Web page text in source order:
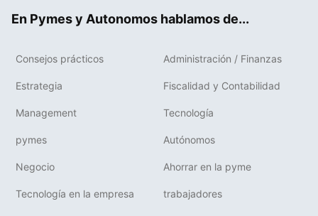
En Pymes y Autonomos hablamos de...
Consejos prácticos Administración / Finanzas
Estrategia Fiscalidad y Contabilidad
Management Tecnología
pymes Autónomos
Negocio Ahorrar en la pyme
Tecnología en la empresa trabajadores